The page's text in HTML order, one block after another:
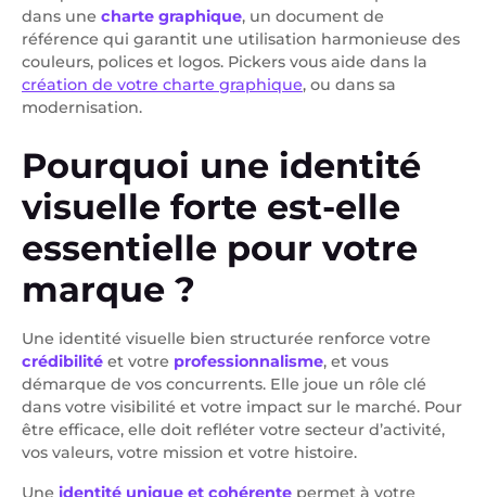
dans une charte graphique, un document de
référence qui garantit une utilisation harmonieuse des
couleurs, polices et logos. Pickers vous aide dans la
création de votre charte graphique, ou dans sa
modernisation.
Pourquoi une identité
visuelle forte est-elle
essentielle pour votre
marque ?
Une identité visuelle bien structurée renforce votre
crédibilité et votre professionnalisme, et vous
démarque de vos concurrents. Elle joue un rôle clé
dans votre visibilité et votre impact sur le marché. Pour
être efficace, elle doit refléter votre secteur d’activité,
vos valeurs, votre mission et votre histoire.
Une identité unique et cohérente permet à votre